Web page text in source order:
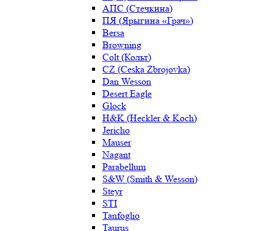
АПС (Стечкина)
ПЯ (Ярыгина «Грач»)
Bersa
Browning
Colt (Кольт)
CZ (Ceska Zbrojovka)
Dan Wesson
Desert Eagle
Glock
H&K (Heckler & Koch)
Jericho
Mauser
Nagant
Parabellum
S&W (Smith & Wesson)
Steyr
STI
Tanfoglio
Taurus